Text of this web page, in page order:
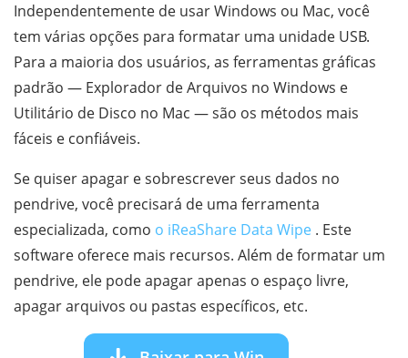
Independentemente de usar Windows ou Mac, você
tem várias opções para formatar uma unidade USB.
Para a maioria dos usuários, as ferramentas gráficas
padrão — Explorador de Arquivos no Windows e
Utilitário de Disco no Mac — são os métodos mais
fáceis e confiáveis.
Se quiser apagar e sobrescrever seus dados no
pendrive, você precisará de uma ferramenta
especializada, como o iReaShare Data Wipe . Este
software oferece mais recursos. Além de formatar um
pendrive, ele pode apagar apenas o espaço livre,
apagar arquivos ou pastas específicos, etc.